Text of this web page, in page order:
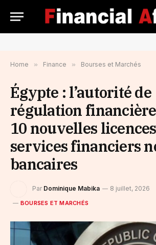
Home » Finance » Bourses et Marchés
Égypte : l’autorité de
régulation
10 nouvelles
services financiers
bancaires
Par Dominique Mabika 8 juillet, 2026
BOURSES ET MARCHÉS